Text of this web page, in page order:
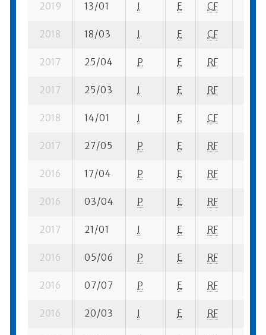
2019 13/01 I E CF
2018 18/03 I E CF
2017 25/04 P E RF
2017 25/03 I E RF
2018 14/01 I E CF
2017 27/05 P E RF
2016 17/04 P E RF
2016 03/04 P E RF
2017 21/01 I E RF
2016 05/06 P E RF
2016 07/07 P E RF
2016 20/03 I E RF